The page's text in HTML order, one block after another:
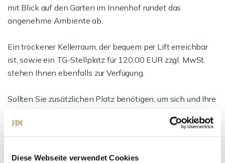
Diese Webseite verwendet Cookies
mit Blick auf den Garten im Innenhof rundet das
angenehme Ambiente ab.
Ein trockener Kellerraum, der bequem per Lift erreichbar
ist, sowie ein TG-Stellplatz für 120,00 EUR zzgl. MwSt.
stehen Ihnen ebenfalls zur Verfügung.
Sollten Sie zusätzlichen Platz benötigen, um sich und Ihre
Ideen entfalten zu können, so ist auch eine Erweiterung
der Fläche möglich. Zögern Sie nicht und kontaktieren Sie
uns gerne.